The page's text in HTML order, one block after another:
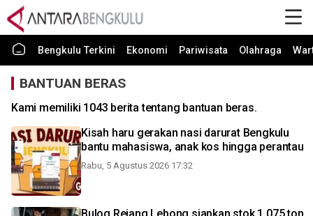
Bengkulu Terkini Ekonomi Pariwisata Olahraga
BANTUAN BERAS
Kami memiliki 1043 berita tentang bantuan beras.
Kisah haru gerakan nasi darurat Bengkulu
bantu mahasiswa, anak kos hingga perantau
Rabu, 5 Agustus 2026 17:32